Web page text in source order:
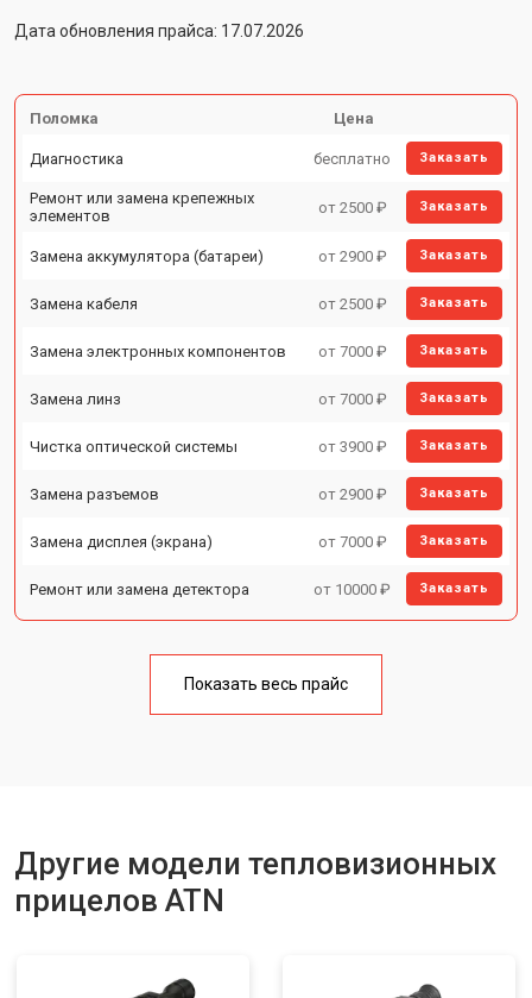
Дата обновления прайса: 17.07.2026
Поломка Цена
Диагностика бесплатно Заказать
Ремонт или замена крепежных
элементов
от 2500 ₽ Заказать
Замена аккумулятора (батареи) от 2900 ₽ Заказать
Замена кабеля от 2500 ₽ Заказать
Замена электронных компонентов от 7000 ₽ Заказать
Замена линз от 7000 ₽ Заказать
Чистка оптической системы от 3900 ₽ Заказать
Замена разъемов от 2900 ₽ Заказать
Замена дисплея (экрана) от 7000 ₽ Заказать
Ремонт или замена детектора от 10000 ₽ Заказать
Показать весь прайс
Другие модели тепловизионных
прицелов ATN